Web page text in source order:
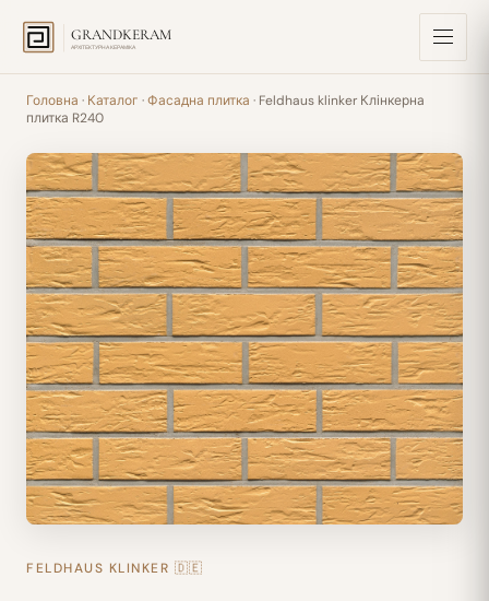
GRANDKERAM
АРХІТЕКТУРНА КЕРАМІКА
Головна · Каталог ·Фасадна плитка · Feldhaus klinker Клінкерна
плитка R240
FELDHAUS KLINKER 🇩🇪